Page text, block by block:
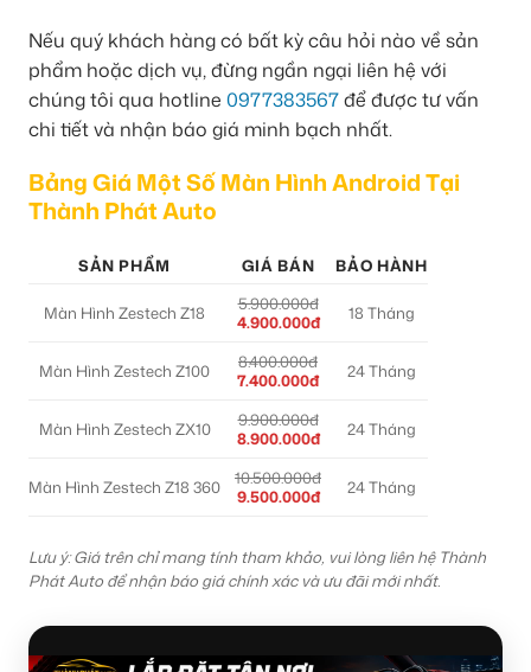
Nếu quý khách hàng có bất kỳ câu hỏi nào về sản
phẩm hoặc dịch vụ, đừng ngần ngại liên hệ với
chúng tôi qua hotline 0977383567để được tư vấn
chi tiết và nhận báo giá minh bạch nhất.
Bảng Giá Một Số Màn Hình Android Tại
Thành Phát Auto
SẢN PHẨM GIÁ BÁN BẢO HÀNH
Màn Hình Zestech Z18
5.900.000đ
4.900.000đ
18 Tháng
Màn Hình Zestech Z100
8.400.000đ
7.400.000đ
24 Tháng
Màn Hình Zestech ZX10
9.900.000đ
8.900.000đ
24 Tháng
Màn Hình Zestech Z18 360
10.500.000đ
9.500.000đ
24 Tháng
Lưu ý: Giá trên chỉ mang tính tham khảo, vui lòng liên hệ Thành
Phát Auto để nhận báo giá chính xác và ưu đãi mới nhất.